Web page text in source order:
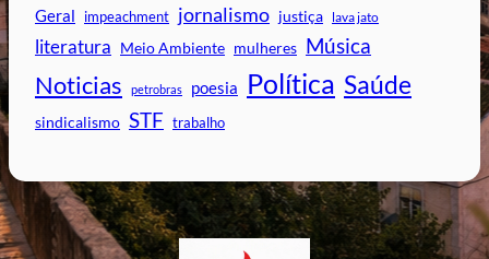
Geral impeachment jornalismo justiça lava jato
literatura Meio Ambiente mulheres Música
Noticias petrobras poesia Política Saúde
sindicalismo STF trabalho